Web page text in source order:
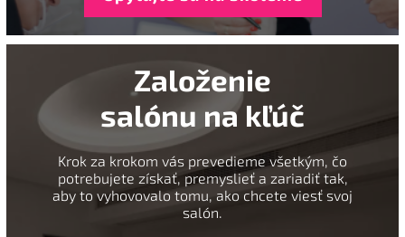
Založenie
salónu na kľúč
Krok za krokom vás prevedieme všetkým, čo
potrebujete získať, premyslieť a zariadiť tak,
aby to vyhovovalo tomu, ako chcete viesť svoj
salón.